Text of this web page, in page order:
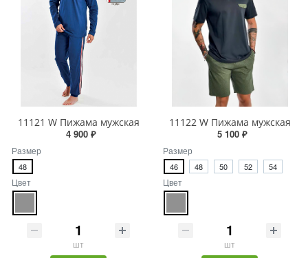
11121 W Пижама мужская
4 900 ₽
Размер
48
Цвет
шт
11122 W Пижама мужская
5 100 ₽
Размер
46 48 50 52 54
Цвет
шт